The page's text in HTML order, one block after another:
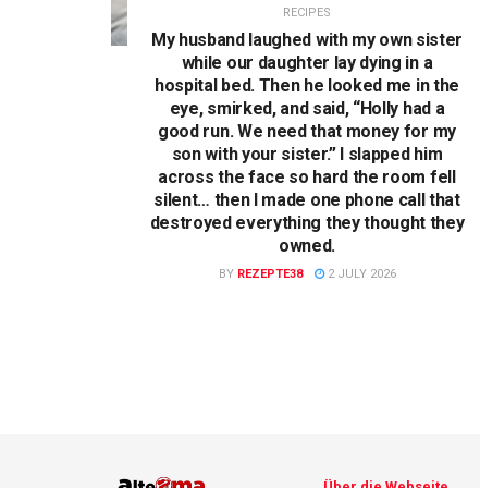
RECIPES
My husband laughed with my own sister
while our daughter lay dying in a
hospital bed. Then he looked me in the
eye, smirked, and said, “Holly had a
good run. We need that money for my
son with your sister.” I slapped him
across the face so hard the room fell
silent… then I made one phone call that
destroyed everything they thought they
owned.
BY REZEPTE38 2 JULY 2026